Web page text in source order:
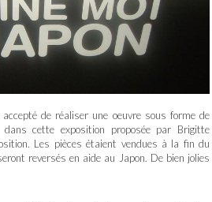
de réaliser une oeuvre sous forme de
cette exposition proposée par Brigitte
Les pièces étaient vendues à la fin du
reversés en aide au Japon. De bien jolies